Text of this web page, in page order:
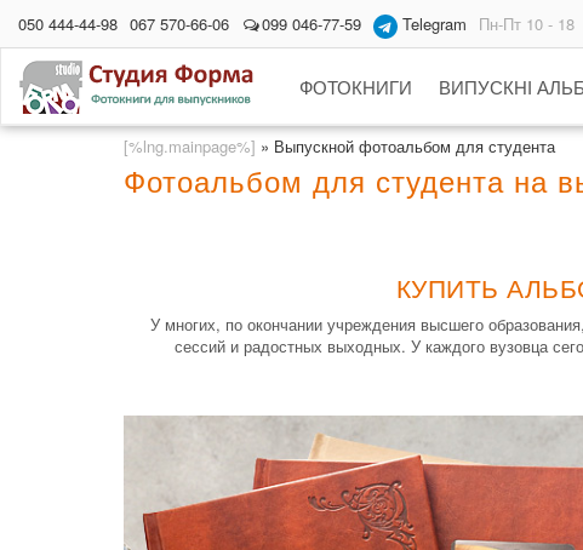
050 444-44-98 067 570-66-06 099 046-77-59 Telegram Пн-Пт 10 - 18
ФОТОКНИГИ ВИПУСКНІ
[%lng.mainpage%] » Выпускной фотоальбом для студента
Фотоальбом для студента на
КУПИТЬ
У многих, по окончании учреждения высшего
сессий и радостных выходных. У каждого вузовца